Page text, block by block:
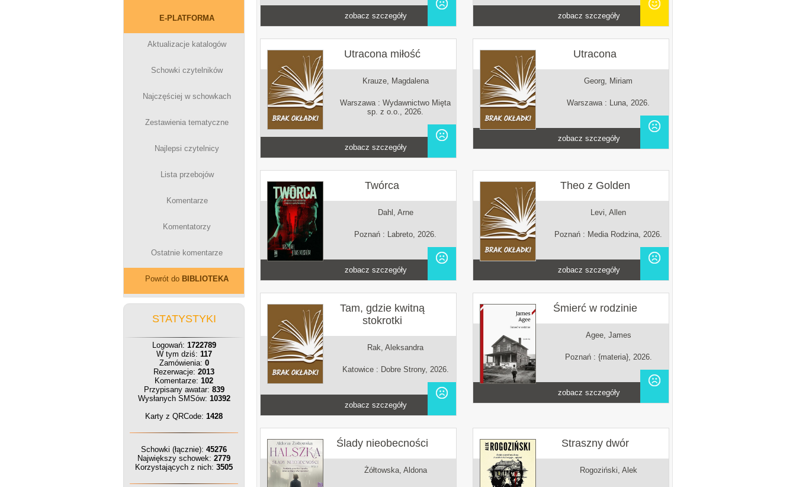
E-PLATFORMA
Aktualizacje katalogów
Schowki czytelników
Najczęściej w schowkach
Zestawienia tematyczne
Najlepsi czytelnicy
Lista przebojów
Komentarze
Komentatorzy
Ostatnie komentarze
Powrót do BIBLIOTEKA
STATYSTYKI
Logowań: 1722789
W tym dziś: 117
Zamówienia: 0
Rezerwacje: 2013
Komentarze: 102
Przypisany awatar: 839
Wysłanych SMSów: 10392
Karty z QRCode: 1428
Schowki (łącznie): 45276
Największy schowek: 2779
Korzystających z nich: 3505
zobacz szczegóły zobacz szczegóły
Utracona miłość
Krauze, Magdalena
Warszawa : Wydawnictwo Mięta
sp. z o.o., 2026.
zobacz szczegóły
Utracona
Georg, Miriam
Warszawa : Luna, 2026.
zobacz szczegóły
Twórca
Dahl, Arne
Poznań : Labreto, 2026.
zobacz szczegóły
Theo z Golden
Levi, Allen
Poznań : Media Rodzina, 2026.
zobacz szczegóły
Tam, gdzie kwitną
stokrotki
Rak, Aleksandra
Katowice : Dobre Strony, 2026.
zobacz szczegóły
Śmierć w rodzinie
Agee, James
Poznań : {materia}, 2026.
zobacz szczegóły
Ślady nieobecności
Żółtowska, Aldona
Straszny dwór
Rogoziński, Alek